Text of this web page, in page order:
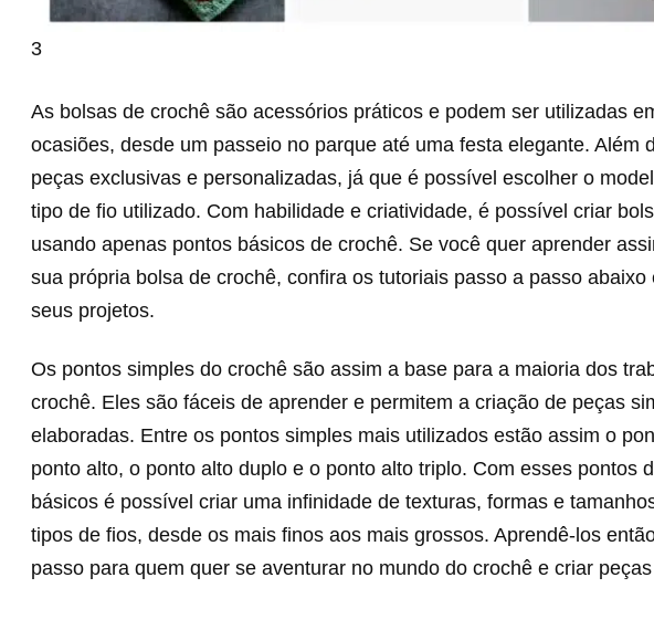
3
As bolsas de crochê são acessórios práticos e podem ser utilizadas
ocasiões, desde um passeio no parque até uma festa elegante. Além
peças exclusivas e personalizadas, já que é possível escolher o
tipo de fio utilizado. Com habilidade e criatividade, é possível criar
usando apenas pontos básicos de crochê. Se você quer aprender
sua própria bolsa de crochê, confira os tutoriais passo a passo abaixo
seus projetos.
Os pontos simples do crochê são assim a base para a maioria dos
crochê. Eles são fáceis de aprender e permitem a criação de peças
elaboradas. Entre os pontos simples mais utilizados estão assim o
ponto alto, o ponto alto duplo e o ponto alto triplo. Com esses pontos
básicos é possível criar uma infinidade de texturas, formas e
tipos de fios, desde os mais finos aos mais grossos. Aprendê-los
passo para quem quer se aventurar no mundo do crochê e criar